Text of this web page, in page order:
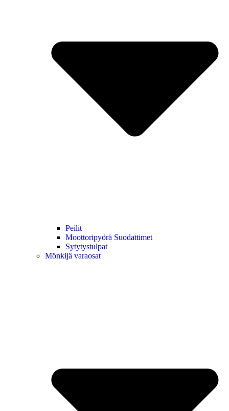
Peilit
Moottoripyörä Suodattimet
Sytytystulpat
Mönkijä varaosat